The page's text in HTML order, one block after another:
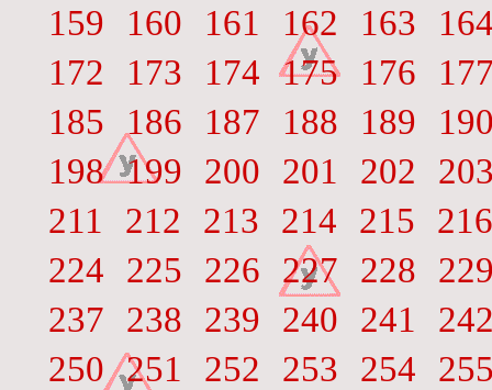
159
160 161 162 163
172
173 174 175 176
185
186 187 188 189
198 199 200 201 202
211
212 213 214 215
216
224
225 226 227 228
237
238 239 240 241
250 251 252 253 254